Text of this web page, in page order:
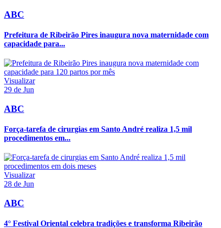
ABC
Prefeitura de Ribeirão Pires inaugura nova maternidade com
capacidade para...
Visualizar
29 de Jun
ABC
Força-tarefa de cirurgias em Santo André realiza 1,5 mil
procedimentos em...
Visualizar
28 de Jun
ABC
4° Festival Oriental celebra tradições e transforma Ribeirão